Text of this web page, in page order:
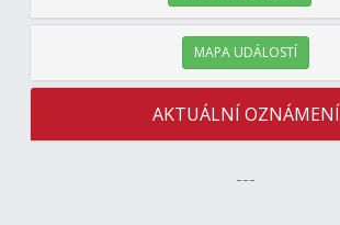
MAPA UDÁLOSTÍ
AKTUÁLNÍ OZNÁMENÍ
---